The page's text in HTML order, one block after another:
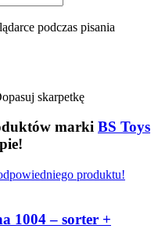
podczas pisania
skarpetkę
marki BS Toys
1004 – sorter +